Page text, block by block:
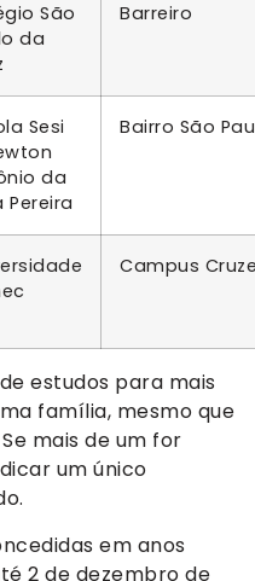
São
da
Barreiro
Sesi
da
Pereira
Bairro São
Campus
estudos para mais
família, mesmo que
mais de um for
um único
em anos
2 de dezembro de